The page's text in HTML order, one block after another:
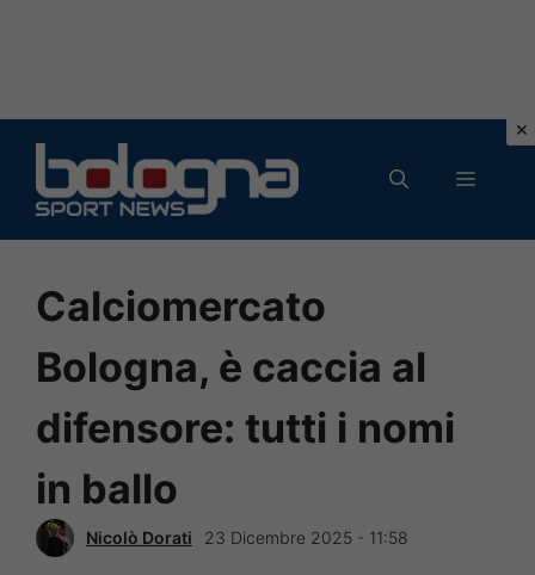
contenuto
MENU
Calciomercato
Bologna, è caccia al
difensore: tutti i nomi
in ballo
Nicolò Dorati 23 Dicembre 2025 - 11:58